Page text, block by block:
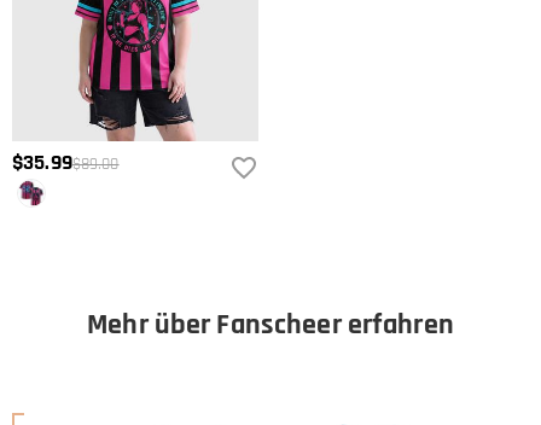
$35.99$89.00
Mehr über Fanscheer erfahren